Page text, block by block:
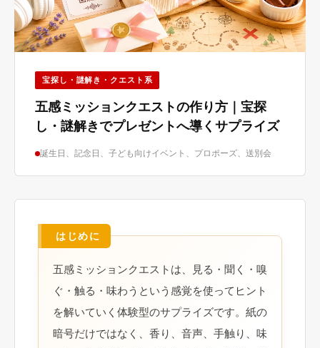
宝探し・謎解き・クエスト系
五感ミッションクエストの作り方｜宝探
し・謎解きでプレゼントへ導くサプライズ
誕生日、記念日、子ども向けイベント、プロポーズ、送別会
五感ミッションクエストは、見る・聞く・嗅
ぐ・触る・味わうという感覚を使ってヒント
を解いていく体験型のサプライズです。紙の
暗号だけではなく、香り、音声、手触り、味